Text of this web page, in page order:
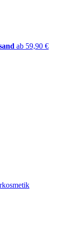
ab 59,90 €